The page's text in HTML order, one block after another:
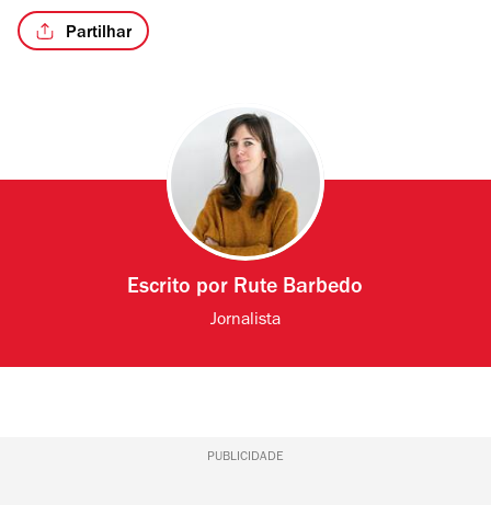
Partilhar
Escrito por Rute Barbedo
Jornalista
PUBLICIDADE